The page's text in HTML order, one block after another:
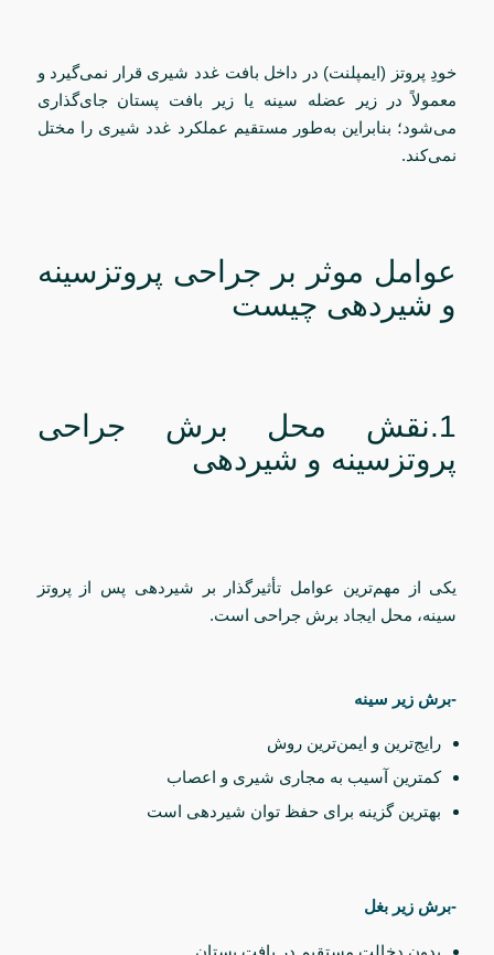
خودِ پروتز (ایمپلنت) در داخل بافت غدد شیری قرار نمی‌گیرد و
معمولاً در زیر عضله سینه یا زیر بافت پستان جای‌گذاری
می‌شود؛ بنابراین به‌طور مستقیم عملکرد غدد شیری را مختل
نمی‌کند.
عوامل موثر بر جراحی پروتزسینه
و شیردهی چیست
1.نقش محل برش جراحی
پروتزسینه و شیردهی
یکی از مهم‌ترین عوامل تأثیرگذار بر شیردهی پس از پروتز
سینه، محل ایجاد برش جراحی است.
-برش زیر سینه
رایج‌ترین و ایمن‌ترین روش
کمترین آسیب به مجاری شیری و اعصاب
بهترین گزینه برای حفظ توان شیردهی است
-برش زیر بغل
بدون دخالت مستقیم در بافت پستان